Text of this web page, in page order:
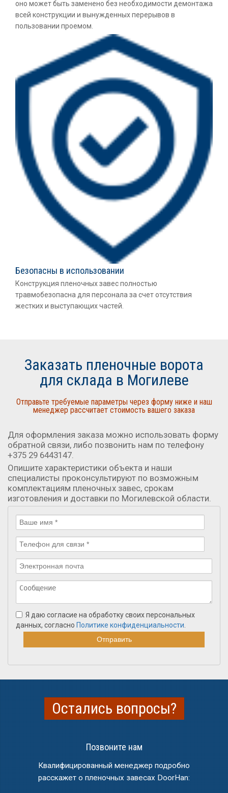
оно может быть заменено без необходимости демонтажа
всей конструкции и вынужденных перерывов в
пользовании проемом.
Безопасны в использовании
Конструкция пленочных завес полностью
травмобезопасна для персонала за счет отсутствия
жестких и выступающих частей.
Заказать пленочные ворота
для склада в Могилеве
Отправьте требуемые параметры через форму ниже и наш
менеджер рассчитает стоимость вашего заказа
Для оформления заказа можно использовать форму
обратной связи, либо позвонить нам по телефону
+375 29 6443147.
Опишите характеристики объекта и наши
специалисты проконсультируют по возможным
комплектациям пленочных завес, срокам
изготовления и доставки по Могилевской области.
Я даю согласие на обработку своих персональных
данных, согласно Политике конфиденциальности
Остались вопросы?
Позвоните нам
Квалифицированный менеджер подробно
расскажет о пленочных завесах DoorHan: